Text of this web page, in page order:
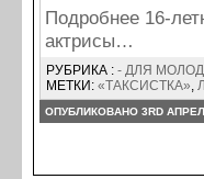
Подробнее 16-
актрисы…
РУБРИКА : - ДЛЯ
МЕТКИ: «ТАКСИСТКА»,
ОПУБЛИКОВАНО 3RD